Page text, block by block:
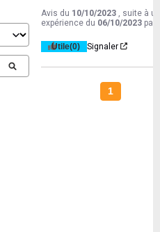
Avis du 10/10/2023
, suite à
expérience du 06/10/2023 par
Utile(0) Signaler
1